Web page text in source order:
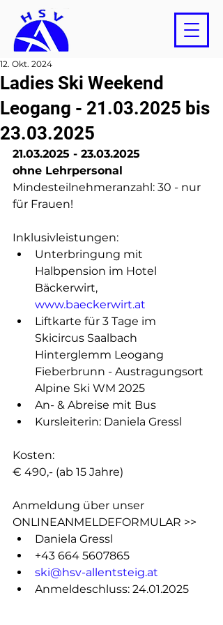
Ladies Ski Weekend
Leogang - 21.03.2025 bis
23.03.2025
12. Okt. 2024
21.03.2025 - 23.03.2025
ohne Lehrpersonal
Mindesteilnehmeranzahl: 30 - nur
für Frauen!
Inklusivleistungen:
Unterbringung mit
Halbpension im Hotel
Bäckerwirt,
www.baeckerwirt.at
Liftkarte für 3 Tage im
Skicircus Saalbach
Hinterglemm Leogang
Fieberbrunn - Austragungsort
Alpine Ski WM 2025
An- & Abreise mit Bus
Kursleiterin: Daniela Gressl
Kosten:
€ 490,- (ab 15 Jahre)
Anmeldung über unser
ONLINEANMELDEFORMULAR >>
Daniela Gressl
+43 664 5607865
ski@hsv-allentsteig.at
Anmeldeschluss: 24.01.2025